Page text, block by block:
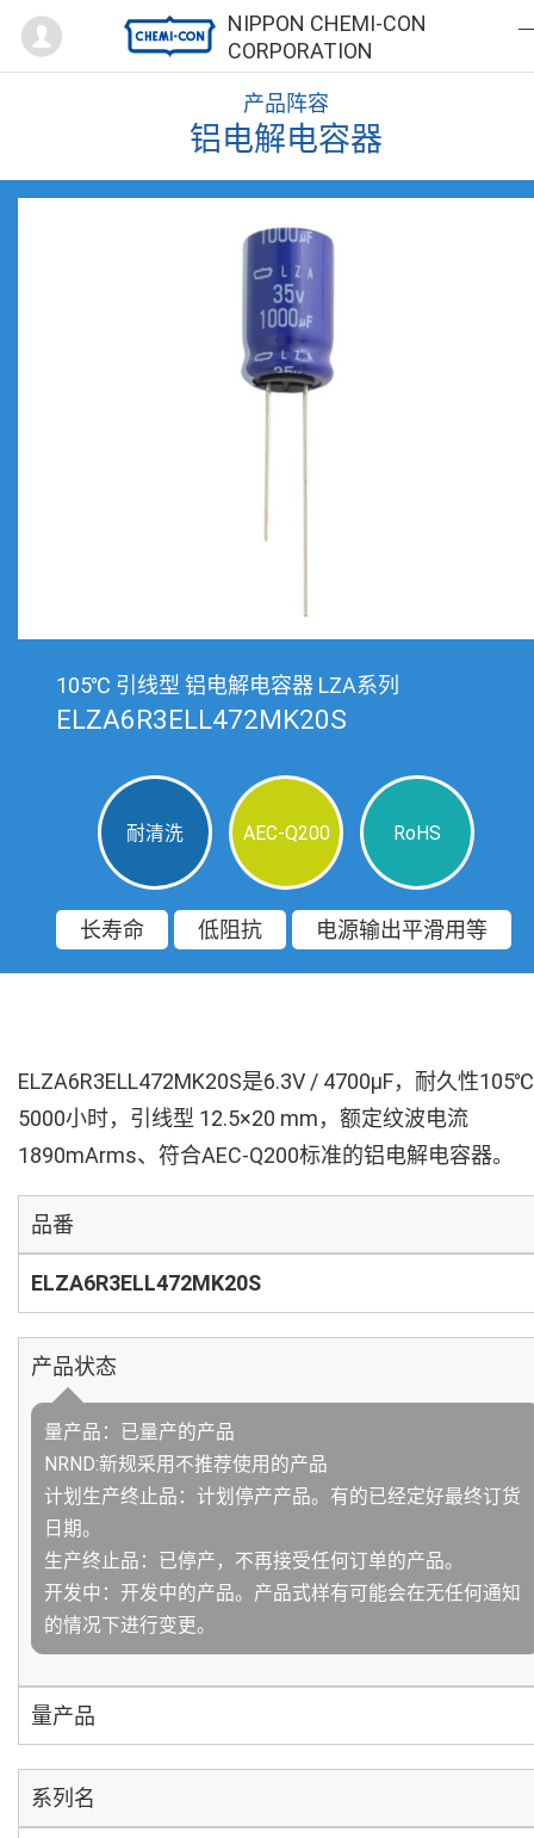
NIPPON CHEMI-CON
CORPORATION
Mypage
产品阵容
铝电解电容器
105℃ 引线型 铝电解电容器 LZA系列
ELZA6R3ELL472MK20S
耐清洗 AEC-Q200 RoHS
长寿命 低阻抗 电源输出平滑用等
ELZA6R3ELL472MK20S是6.3V / 4700µF，耐久性105℃
5000小时，引线型 12.5×20 mm，额定纹波电流
1890mArms、符合AEC-Q200标准的铝电解电容器。
品番
ELZA6R3ELL472MK20S
产品状态
量产品：已量产的产品
NRND:新规采用不推荐使用的产品
计划生产终止品：计划停产产品。有的已经定好最终订货
日期。
生产终止品：已停产，不再接受任何订单的产品。
开发中：开发中的产品。产品式样有可能会在无任何通知
的情况下进行变更。
量产品
系列名